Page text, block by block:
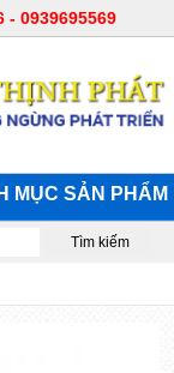
- 0939695569
MỤC SẢN PHẨM